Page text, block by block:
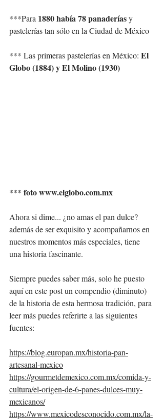
***Para 1880 había 78 panaderías y
pastelerías tan sólo en la Ciudad de México
*** Las primeras pastelerías en México: El
Globo (1884) y El Molino (1930)
*** foto www.elglobo.com.mx
Ahora si dime... ¿no amas el pan dulce?
además de ser exquisito y acompañarnos en
nuestros momentos más especiales, tiene
una historia fascinante.
Siempre puedes saber más, solo he puesto
aquí en este post un compendio (diminuto)
de la historia de esta hermosa tradición, para
leer más puedes referirte a las siguientes
fuentes:
https://blog.europan.mx/historia-pan-
artesanal-mexico
https://gourmetdemexico.com.mx/comida-y-
cultura/el-origen-de-6-panes-dulces-muy-
mexicanos/
https://www.mexicodesconocido.com.mx/la-